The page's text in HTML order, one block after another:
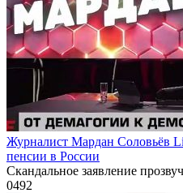
Журналист Мардан Соловьёв
пенсии в России
Скандальное заявление
0492